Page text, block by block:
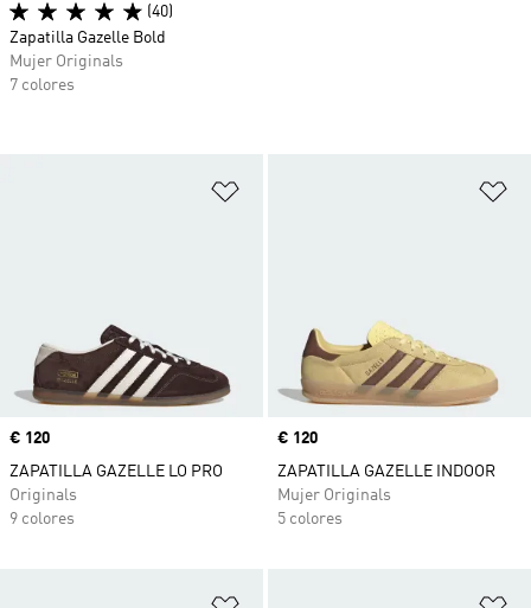
Precio
€ 120
ZAPATILLA GAZELLE LO PRO
Originals
9 colores
Precio
€ 120
ZAPATILLA GAZELLE INDOOR
Mujer Originals
5 colores
(40)
Zapatilla Gazelle Bold
Mujer Originals
7 colores